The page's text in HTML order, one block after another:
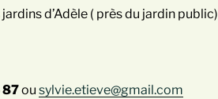
jardins d’Adèle ( près du jardin public)
87ou sylvie.etieve@gmail.com